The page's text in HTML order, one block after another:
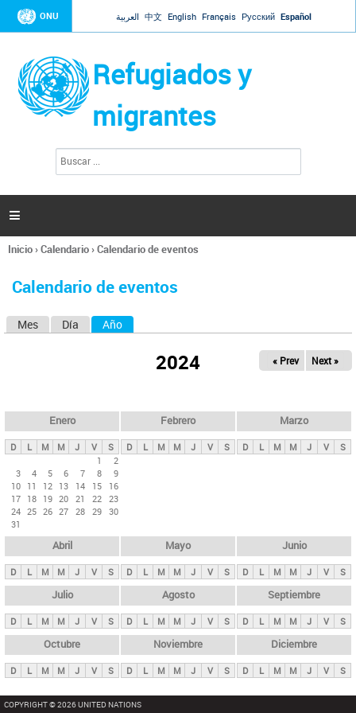
Jump to navigation
ONU العربية 中文 English Français Русский Español
Refugiados y
migrantes
l
d
s

Se
usted
Inicio›Calendario›Calendario de eventos
Calendario de eventos
s
p
n
c
i
p
l
e
s
Mes Día Año
2024 « Prev Next »
Enero
D L M M J V
S
1
2
3
4 5 6 7 8
9
10 11 12 13 14 15
16
17 18 19 20 21 22 23
24 25 26 27 28 29 30
31
Febrero
D L M M J V S
Marzo
D L M M J V S
Abril
D L M M J V S
Mayo
D L M M J V S
Junio
D L M M J V S
Julio
D L M M J V S
Agosto
D L M M J V S
Septiembre
D L M M J V S
Octubre
D L M M J V S
Noviembre
D L M M J V S
Diciembre
D L M M J V S
COPYRIGHT © 2026 UNITED NATIONS